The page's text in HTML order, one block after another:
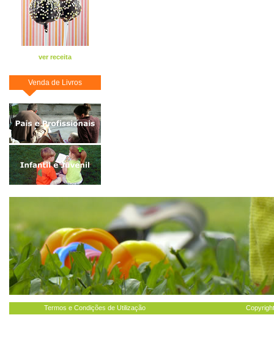
ver receita
Venda de Livros
Termos e Condições de Utilização